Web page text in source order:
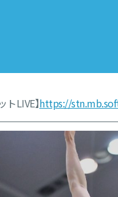
トLIVE】https://